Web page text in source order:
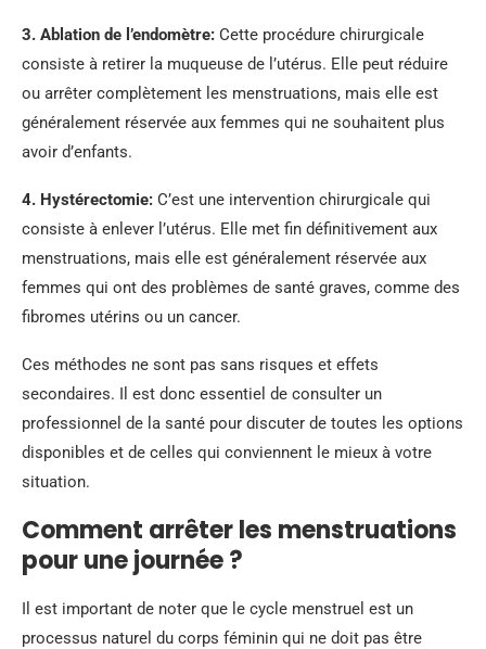
3. Ablation de l’endomètre: Cette procédure chirurgicale
consiste à retirer la muqueuse de l’utérus. Elle peut réduire
ou arrêter complètement les menstruations, mais elle est
généralement réservée aux femmes qui ne souhaitent plus
avoir d’enfants.
4. Hystérectomie: C’est une intervention chirurgicale qui
consiste à enlever l’utérus. Elle met fin définitivement aux
menstruations, mais elle est généralement réservée aux
femmes qui ont des problèmes de santé graves, comme des
fibromes utérins ou un cancer.
Ces méthodes ne sont pas sans risques et effets
secondaires. Il est donc essentiel de consulter un
professionnel de la santé pour discuter de toutes les options
disponibles et de celles qui conviennent le mieux à votre
situation.
Comment arrêter les menstruations
pour une journée ?
Il est important de noter que le cycle menstruel est un
processus naturel du corps féminin qui ne doit pas être